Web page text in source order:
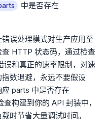
中是否存在
误处理模式对生产应用至
HTTP 状态码，通过检查
误和真正的速率限制，对速
数退避，永远不要假设
parts 中是否存在
构建到你的 API 封装中，
时节省大量调试时间。